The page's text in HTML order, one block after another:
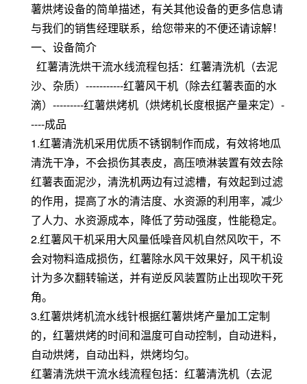
薯烘烤设备的简单描述，有关其他设备的更多信息请
与我们的销售经理联系，给您带来的不便还请谅解！
一、设备简介
红薯清洗烘干流水线流程包括：红薯清洗机（去泥
沙、杂质）-----------红薯风干机（除去红薯表面的水
滴）---------红薯烘烤机（烘烤机长度根据产量来定）-
----成品
1.红薯清洗机采用优质不锈钢制作而成，有效将地瓜
清洗干净，不会损伤其表皮，高压喷淋装置有效去除
红薯表面泥沙，清洗机两边有过滤槽，有效起到过滤
的作用，提高了水的清洁度、水资源的利用率，减少
了人力、水资源成本，降低了劳动强度，性能稳定。
2.红薯风干机采用大风量低噪音风机自然风吹干，不
会对物料造成损伤，红薯除水风干效果好，风干机设
计为多次翻转输送，并有逆反风装置防止出现吹干死
角。
3.红薯烘烤机流水线针根据红薯烘烤产量加工定制
的，红薯烘烤的时间和温度可自动控制，自动进料，
自动烘烤，自动出料，烘烤均匀。
红薯清洗烘干流水线流程包括：红薯清洗机（去泥